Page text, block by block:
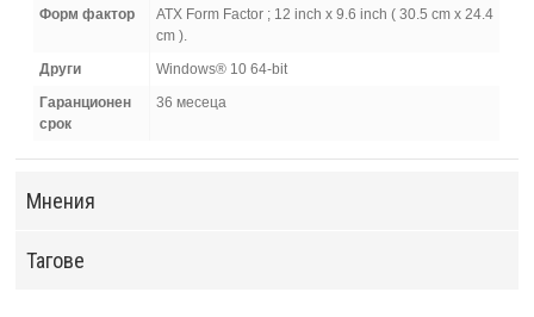
Форм фактор
ATX Form Factor ; 12 inch x 9.6 inch ( 30.5 cm x 24.4
cm ).
Други
Windows® 10 64-bit
Гаранционен
срок
36 месеца
Мнения
Тагове